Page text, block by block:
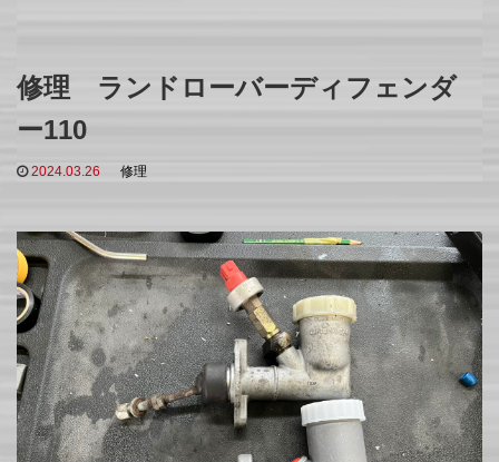
修理 ランドローバーディフェンダ
ー110
2024.03.26 修理